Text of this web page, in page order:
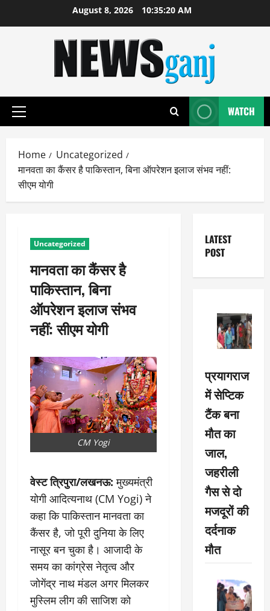
August 8, 2026 10:35:21 AM
Primary
WATCH
Home
Uncategorized
मानवता का कैंसर है पाकिस्तान, बिना ऑपरेशन इलाज संभव नहीं:
सीएम योगी
Uncategorized
मानवता का कैंसर है
पाकिस्तान, बिना
ऑपरेशन इलाज संभव
नहीं: सीएम योगी
CM Yogi
वेस्ट त्रिपुरा/लखनऊ: मुख्यमंत्री
योगी आदित्यनाथ (CM Yogi) ने
कहा कि पाकिस्तान मानवता का
कैंसर है, जो पूरी दुनिया के लिए
नासूर बन चुका है। आजादी के
समय का कांग्रेस नेतृत्व और
जोगेंद्र नाथ मंडल अगर मिलकर
मुस्लिम लीग की साजिश को
LATEST
POST
प्रयागराज
में सेप्टिक
टैंक बना
मौत का
जाल,
जहरीली
गैस से दो
मजदूरों की
दर्दनाक
मौत